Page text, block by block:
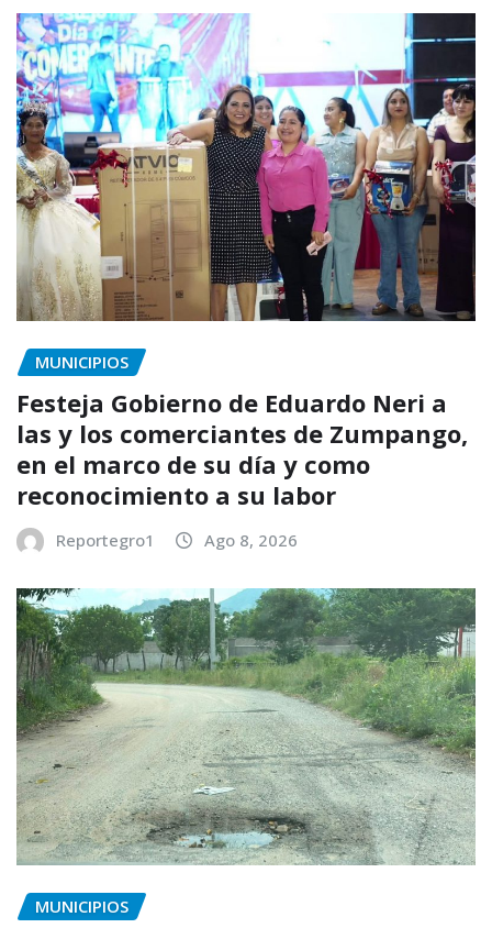
MUNICIPIOS
Festeja Gobierno de Eduardo Neri a
las y los comerciantes de Zumpango,
en el marco de su día y como
reconocimiento a su labor
Reportegro1 Ago 8, 2026
MUNICIPIOS